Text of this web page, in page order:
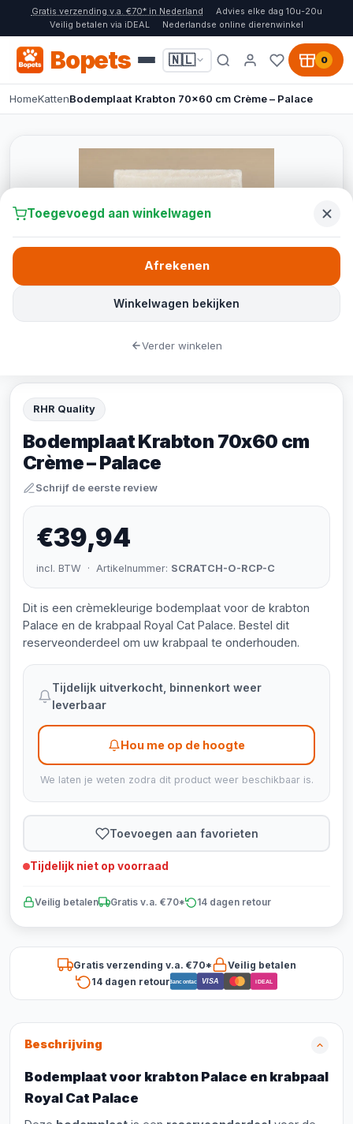
Gratis verzending v.a. €70* in Nederland
Advies elke dag 10u-20u
Veilig betalen via iDEAL
Nederlandse online dierenwinkel
Bopets 🇳🇱 0
HomeKattenBodemplaat Krabton 70x60 cm Crème – Palace
RHR Quality
Bodemplaat Krabton 70x60 cm
Crème – Palace
Schrijf de eerste review
€39,94
incl. BTW · Artikelnummer: SCRATCH-O-RCP-C
Dit is een crèmekleurige bodemplaat voor de krabton
Palace en de krabpaal Royal Cat Palace. Bestel dit
reserveonderdeel om uw krabpaal te onderhouden.
Tijdelijk uitverkocht, binnenkort weer
leverbaar
Hou me op de hoogte
We laten je weten zodra dit product weer beschikbaar is.
Toevoegen aan favorieten
Tijdelijk niet op voorraad
Veilig betalen Gratis v.a. €70* 14 dagen retour
Gratis verzending v.a. €70*
Veilig betalen
14 dagen retourBancontact VISA iDEAL
Beschrijving
Bodemplaat voor krabton Palace en krabpaal
Royal Cat Palace
Toegevoegd aan winkelwagen
Winkelwagen bekijken
Afrekenen
Verder winkelen